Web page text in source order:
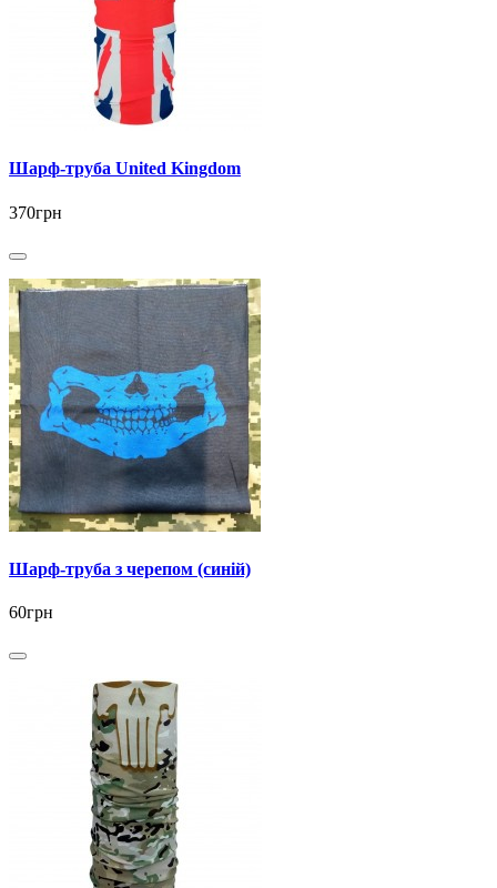
Шарф-труба United Kingdom
370грн
Шарф-труба з черепом (синій)
60грн